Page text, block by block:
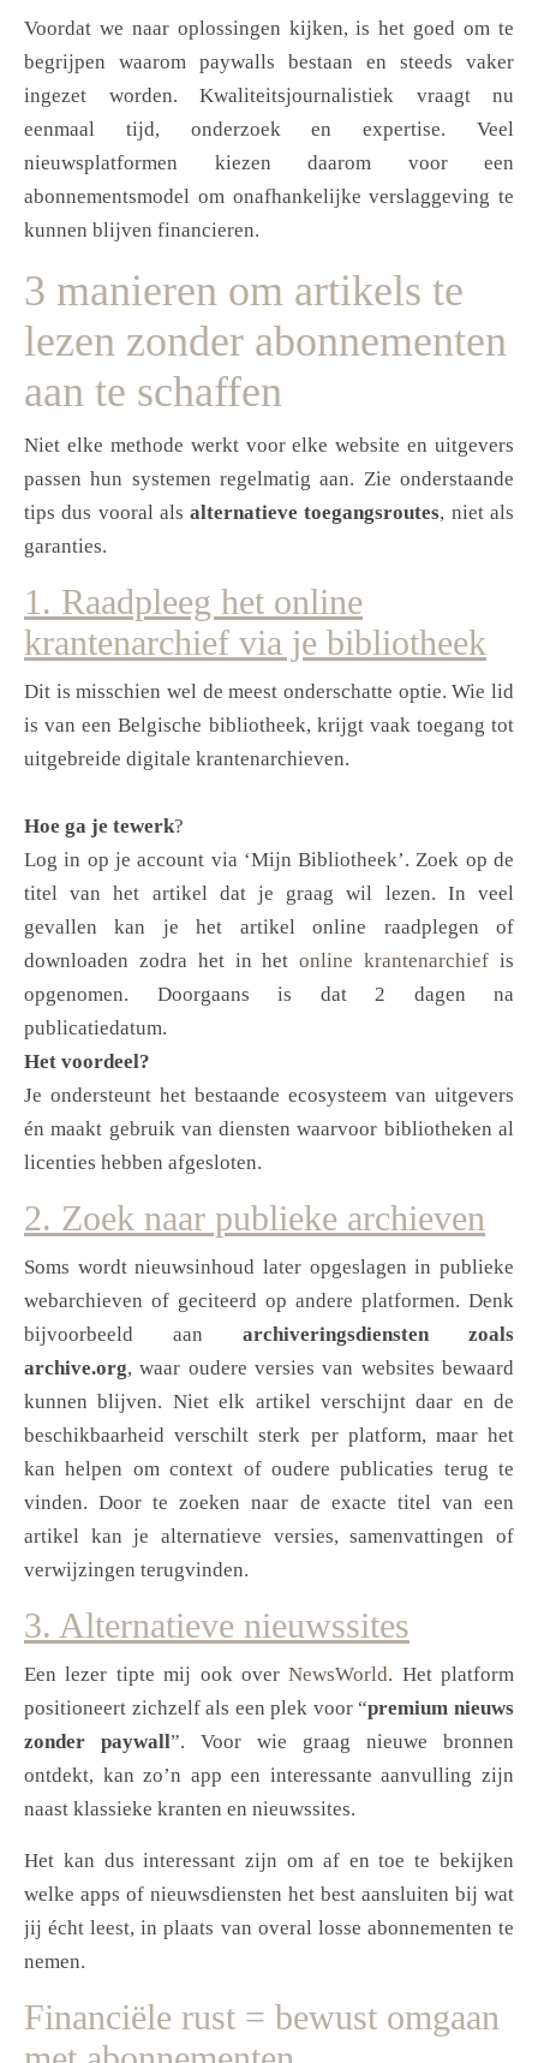
Voordat we naar oplossingen kijken, is het goed om te
begrijpen waarom paywalls bestaan en steeds vaker
ingezet worden. Kwaliteitsjournalistiek vraagt nu
eenmaal tijd, onderzoek en expertise. Veel
nieuwsplatformen kiezen daarom voor een
abonnementsmodel om onafhankelijke verslaggeving te
kunnen blijven financieren.
3 manieren om artikels te
lezen zonder abonnementen
aan te schaffen
Niet elke methode werkt voor elke website en uitgevers
passen hun systemen regelmatig aan. Zie onderstaande
tips dus vooral alsalternatieve toegangsroutes, niet als
garanties.
1. Raadpleeg het online
krantenarchief via je bibliotheek
Dit is misschien wel de meest onderschatte optie. Wie lid
is van een Belgische bibliotheek, krijgt vaak toegang tot
uitgebreide digitale krantenarchieven.
Hoe ga je tewerk?
Log in op je account via ‘Mijn Bibliotheek’. Zoek op de
titel van het artikel dat je graag wil lezen. In veel
gevallen kan je het artikel online raadplegen of
downloaden zodra het in hetonline krantenarchiefis
opgenomen. Doorgaans is dat 2 dagen na
publicatiedatum.
Het voordeel?
Je ondersteunt het bestaande ecosysteem van uitgevers
én maakt gebruik van diensten waarvoor bibliotheken al
licenties hebben afgesloten.
2. Zoek naar publieke archieven
Soms wordt nieuwsinhoud later opgeslagen in publieke
webarchieven of geciteerd op andere platformen. Denk
bijvoorbeeld aan archiveringsdiensten zoals
archive.org, waar oudere versies van websites bewaard
kunnen blijven. Niet elk artikel verschijnt daar en de
beschikbaarheid verschilt sterk per platform, maar het
kan helpen om context of oudere publicaties terug te
vinden. Door te zoeken naar de exacte titel van een
artikel kan je alternatieve versies, samenvattingen of
verwijzingen terugvinden.
3. Alternatieve nieuwssites
Een lezer tipte mij ook overNewsWorld. Het platform
positioneert zichzelf als een plek voor “premium nieuws
zonder paywall”. Voor wie graag nieuwe bronnen
ontdekt, kan zo’n app een interessante aanvulling zijn
naast klassieke kranten en nieuwssites.
Het kan dus interessant zijn om af en toe te bekijken
welke apps of nieuwsdiensten het best aansluiten bij wat
jij écht leest, in plaats van overal losse abonnementen te
nemen.
Financiële rust = bewust omgaan